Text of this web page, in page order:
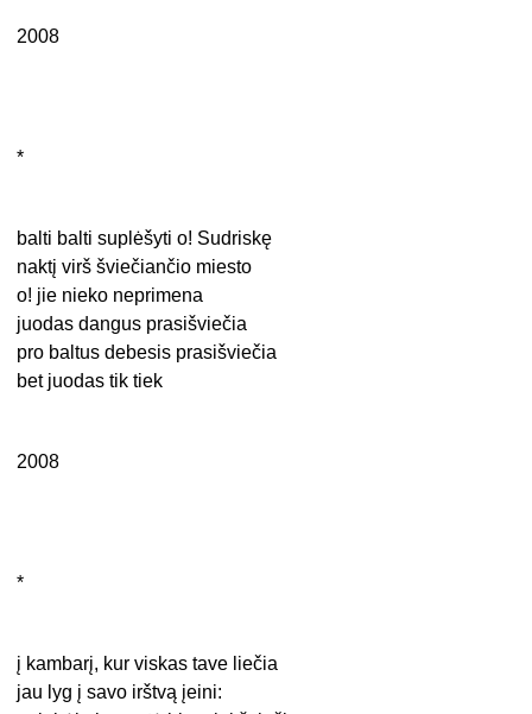
2008
*
balti balti suplėšyti o! Sudriskę
naktį virš šviečiančio miesto
o! jie nieko neprimena
juodas dangus prasišviečia
pro baltus debesis prasišviečia
bet juodas tik tiek
2008
*
į kambarį, kur viskas tave liečia
jau lyg į savo irštvą įeini: